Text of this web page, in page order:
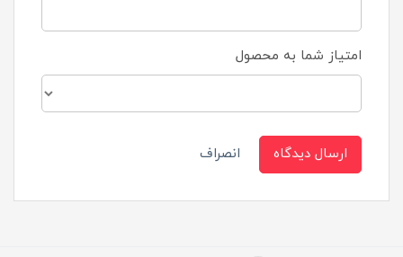
امتیاز شما به محصول
ارسال دیدگاه انصراف